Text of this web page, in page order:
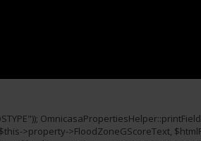
>property->FloodZoneGScoreText,